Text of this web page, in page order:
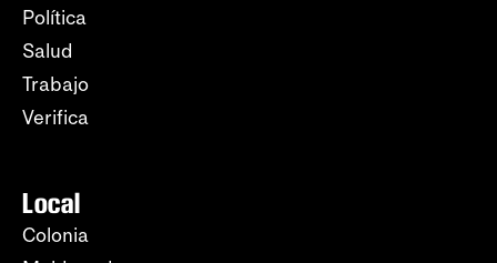
Política
Salud
Trabajo
Verifica
Local
Colonia